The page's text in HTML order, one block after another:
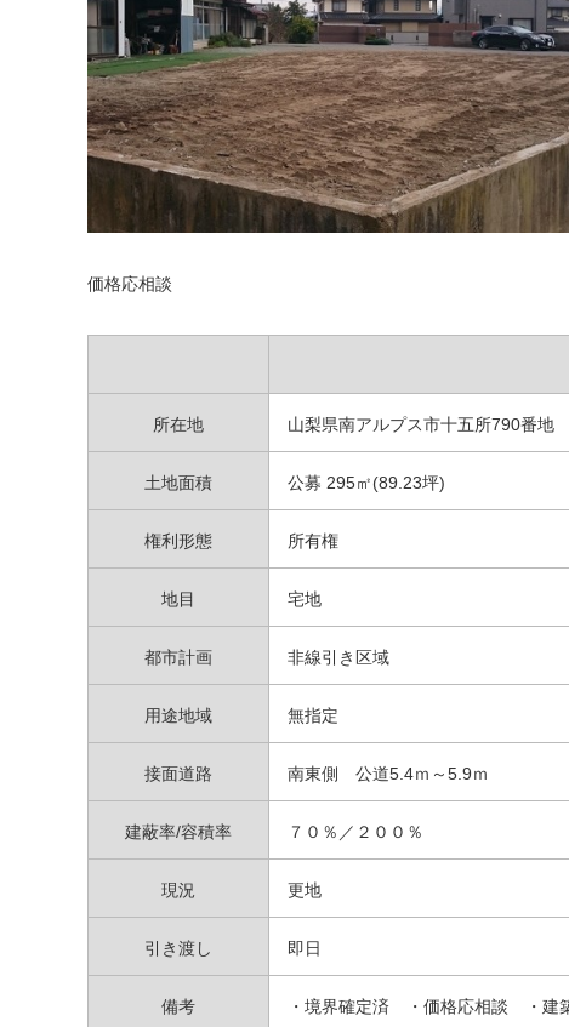
価格応相談
所在地 山梨県南アルプス市十五所790番地
土地面積 公募 295㎡(89.23坪)
権利形態 所有権
地目 宅地
都市計画 非線引き区域
用途地域 無指定
接面道路 南東側 公道5.4ｍ～5.9ｍ
建蔽率/容積率 ７０％／２００％
現況 更地
引き渡し 即日
備考 ・境界確定済 ・価格応相談 ・建